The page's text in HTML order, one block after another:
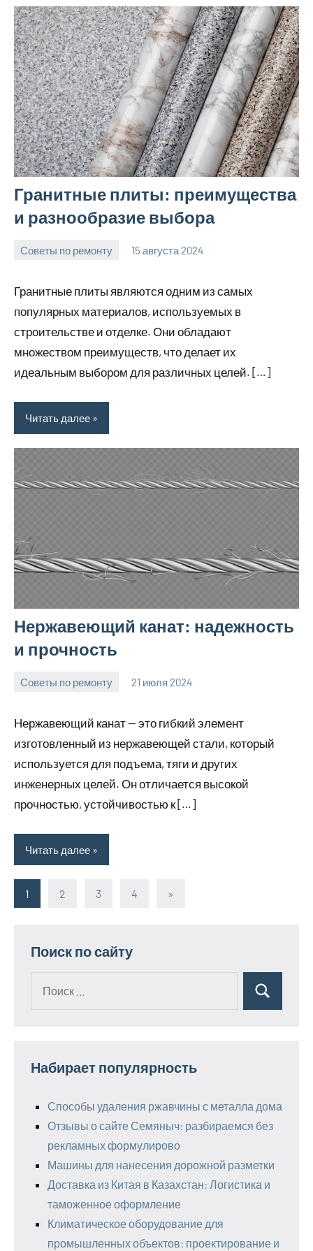
Гранитные плиты: преимущества
и разнообразие выбора
Советы по ремонту 15 августа 2024
Гранитные плиты являются одним из самых
популярных материалов, используемых в
строительстве и отделке. Они обладают
множеством преимуществ, что делает их
идеальным выбором для различных целей. […]
Читать далее
Нержавеющий канат: надежность
и прочность
Советы по ремонту 21 июля 2024
Нержавеющий канат — это гибкий элемент
изготовленный из нержавеющей стали, который
используется для подъема, тяги и других
инженерных целей. Он отличается высокой
прочностью, устойчивостью к […]
Читать далее
Пагинация
1 2 3 4
Следующие
»
Поиск по сайту
Поиск
Набирает популярность
Способы удаления ржавчины с металла дома
Отзывы о сайте Семяныч: разбираемся без
рекламных формулирово
Машины для нанесения дорожной разметки
Доставка из Китая в Казахстан: Логистика и
таможенное оформление
Климатическое оборудование для
промышленных объектов: проектирование и